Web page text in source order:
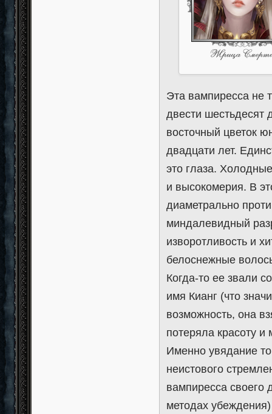
Эта вампиресса не
двести шестьдесят
восточный цветок
двадцати лет.
это глаза.
и высокомерия. В
диаметрально
миндалевидный
изворотливость и
белоснежные
Когда-то ее звали
имя Кианг (что
возможность, она
потеряла красоту
Именно увядание
неистового
вампиресса своего
методах